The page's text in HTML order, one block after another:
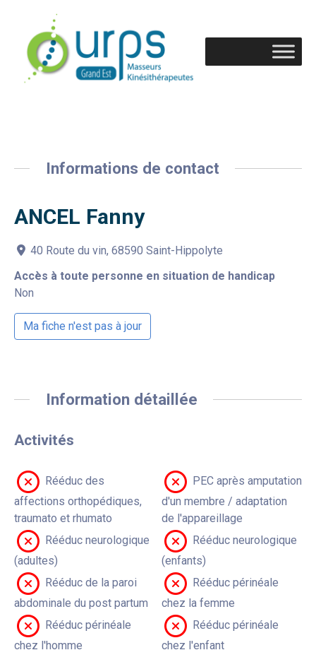
Informations de contact
ANCEL Fanny
40 Route du vin, 68590 Saint-Hippolyte
Accès à toute personne en situation de handicap
Non
Ma fiche n'est pas à jour
Information détaillée
Activités
Rééduc des
affections orthopédiques,
traumato et rhumato
PEC après amputation
d'un membre / adaptation
de l'appareillage
Rééduc neurologique
(adultes)
Rééduc neurologique
(enfants)
Rééduc de la paroi
abdominale du post partum
Rééduc périnéale
chez la femme
Rééduc périnéale
chez l'homme
Rééduc périnéale
chez l'enfant